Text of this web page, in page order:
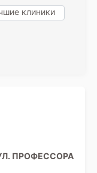
клиники
ПРОФЕССОРА